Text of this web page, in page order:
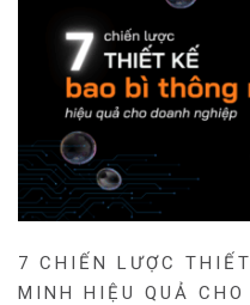
7 CHIẾN LƯỢC
MINH HIỆU QUẢ CHO